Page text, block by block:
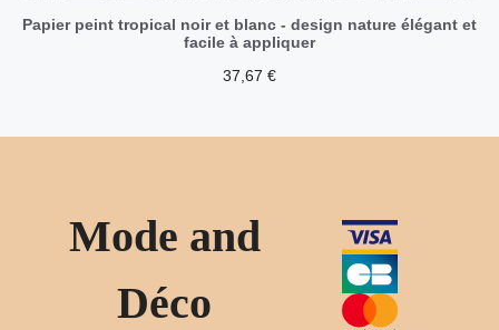
Papier peint tropical noir et blanc - design nature élégant et
facile à appliquer
37,67 €
Mode and
Déco